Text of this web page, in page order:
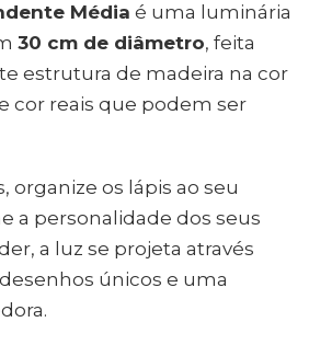
Média é uma luminária
30 cm de diâmetro, feita
estrutura de madeira na cor
cor reais que podem ser
organize os lápis ao seu
a personalidade dos seus
a luz se projeta através
únicos e uma